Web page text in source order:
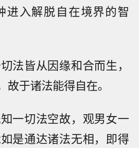
进入解脱自在境界的智
法皆从因缘和合而生，
于诸法能得自在。
一切法空故，观男女一
是通达诸法无相，即得